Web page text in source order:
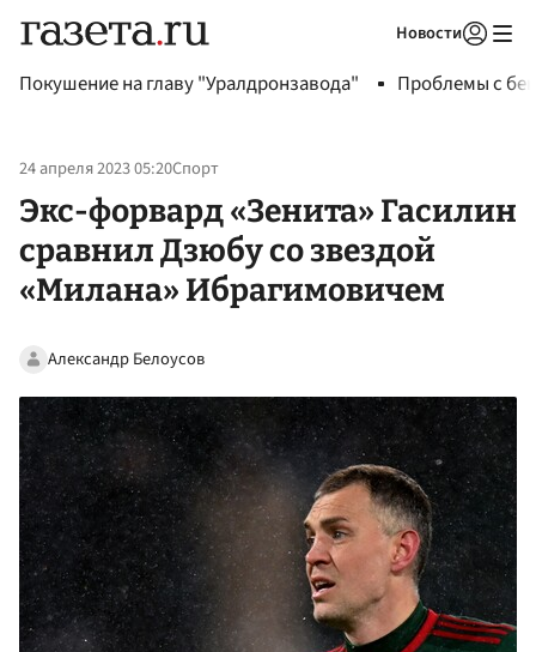
Новости
Покушение на главу "Уралдронзавода" Проблемы с
24 апреля 2023 05:20Спорт
Экс-форвард «Зенита» Гасилин
сравнил Дзюбу со звездой
«Милана» Ибрагимовичем
Александр Белоусов